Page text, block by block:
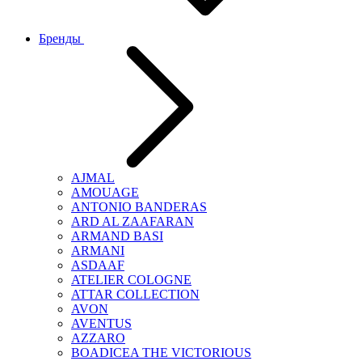
Бренды
AJMAL
AMOUAGE
ANTONIO BANDERAS
ARD AL ZAAFARAN
ARMAND BASI
ARMANI
ASDAAF
ATELIER COLOGNE
ATTAR COLLECTION
AVON
AVENTUS
AZZARO
BOADICEA THE VICTORIOUS